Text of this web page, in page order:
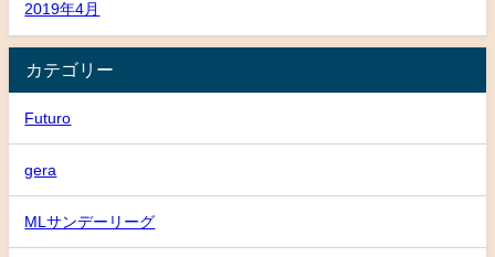
2019年4月
カテゴリー
Futuro
gera
MLサンデーリーグ